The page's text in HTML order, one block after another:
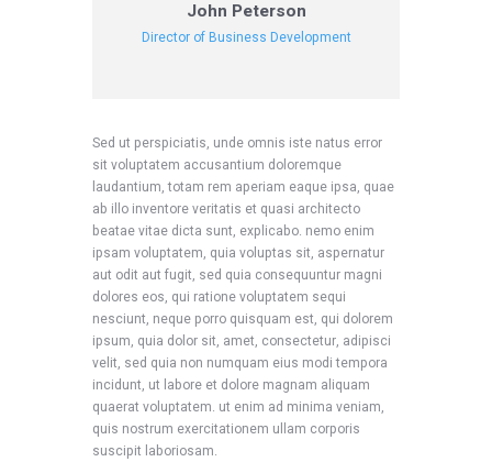
John Peterson
Director of Business Development
Sed ut perspiciatis, unde omnis iste natus error
sit voluptatem accusantium doloremque
laudantium, totam rem aperiam eaque ipsa, quae
ab illo inventore veritatis et quasi architecto
beatae vitae dicta sunt, explicabo. nemo enim
ipsam voluptatem, quia voluptas sit, aspernatur
aut odit aut fugit, sed quia consequuntur magni
dolores eos, qui ratione voluptatem sequi
nesciunt, neque porro quisquam est, qui dolorem
ipsum, quia dolor sit, amet, consectetur, adipisci
velit, sed quia non numquam eius modi tempora
incidunt, ut labore et dolore magnam aliquam
quaerat voluptatem. ut enim ad minima veniam,
quis nostrum exercitationem ullam corporis
suscipit laboriosam.